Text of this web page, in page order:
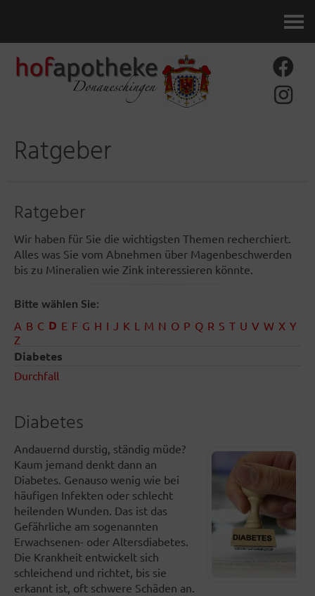
Ratgeber
Ratgeber
Wir haben für Sie die wichtigsten Themen recherchiert.
Alles was Sie vom Abnehmen über Magenbeschwerden
bis zu Mineralien wie Zink interessieren könnte.
Bitte wählen Sie:
A B C D E F G H I J K L M N O P Q R S T U V W X Y
Z
Diabetes
Durchfall
Diabetes
Andauernd durstig, ständig müde?
Kaum jemand denkt dann an
Diabetes. Genauso wenig wie bei
häufigen Infekten oder schlecht
heilenden Wunden. Das ist das
Gefährliche am sogenannten
Erwachsenen- oder Altersdiabetes.
Die Krankheit entwickelt sich
schleichend und richtet, bis sie
erkannt ist, oft schwere Schäden an.